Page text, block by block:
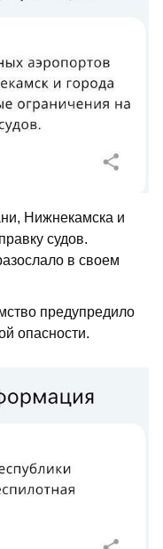
Нижнекамска и
судов.
в своем
предупредило
опасности.